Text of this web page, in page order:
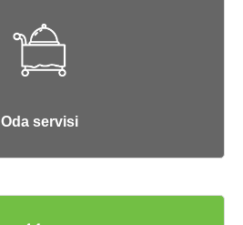
Oda servisi